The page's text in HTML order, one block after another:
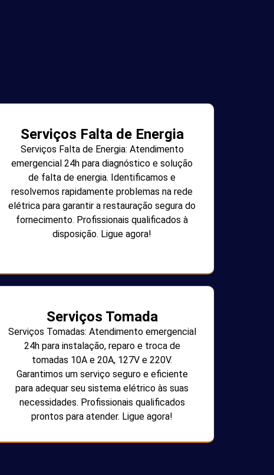
Serviços Falta de Energia
Serviços Falta de Energia: Atendimento
emergencial 24h para diagnóstico e solução
de falta de energia. Identificamos e
resolvemos rapidamente problemas na rede
elétrica para garantir a restauração segura do
fornecimento. Profissionais qualificados à
disposição. Ligue agora!
Serviços Tomada
Serviços Tomadas: Atendimento emergencial
24h para instalação, reparo e troca de
tomadas 10A e 20A, 127V e 220V.
Garantimos um serviço seguro e eficiente
para adequar seu sistema elétrico às suas
necessidades. Profissionais qualificados
prontos para atender. Ligue agora!